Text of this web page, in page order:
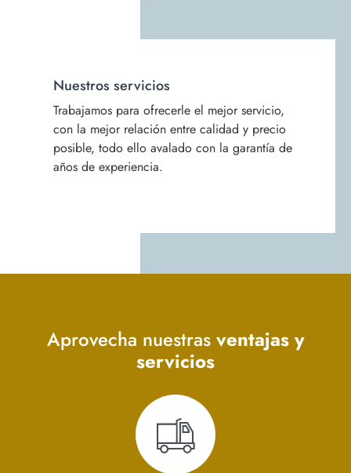
Nuestros servicios
Trabajamos para ofrecerle el mejor servicio,
con la mejor relación entre calidad y precio
posible, todo ello avalado con la garantía de
años de experiencia.
Aprovecha nuestras ventajas y
servicios